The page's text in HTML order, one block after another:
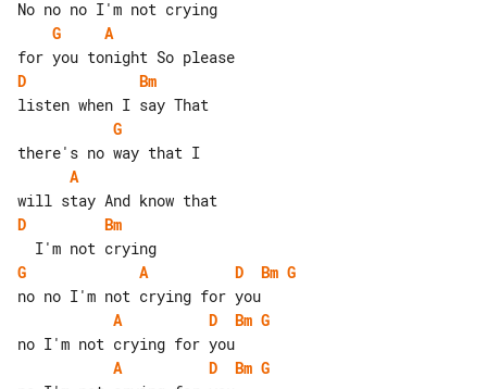
G
A
D
Bm
G
A
D
Bm
G
A D Bm G
A
D Bm G
A
D Bm G